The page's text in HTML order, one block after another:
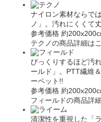
ナイロン素材ならで
ノ」
。汚れにくくて
参考価格 約
テクノの商品詳細は
びっくりするほど汚
ールド」
。PTT繊維
ーペット!!
参考価格 約
フィールドの商品詳
清潔性を重視した 「